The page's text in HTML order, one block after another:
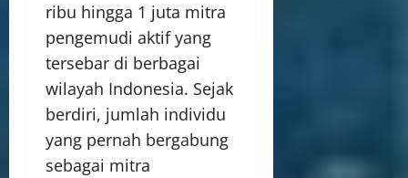
ribu hingga 1 juta mitra
pengemudi aktif yang
tersebar di berbagai
wilayah Indonesia. Sejak
berdiri, jumlah individu
yang pernah bergabung
sebagai mitra